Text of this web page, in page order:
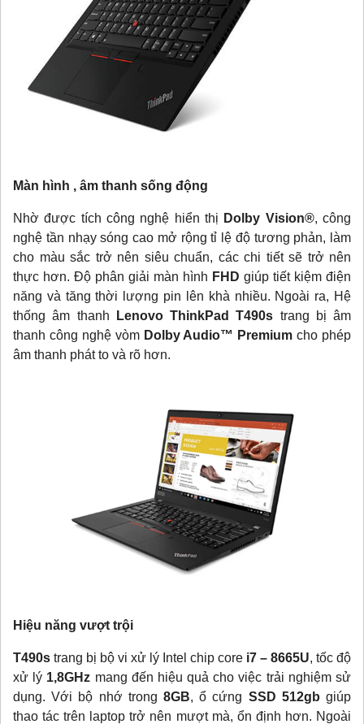
Màn hình , âm thanh sống động
Nhờ được tích công nghệ hiển thị Dolby Vision®, công
nghệ tần nhạy sóng cao mở rộng tỉ lệ độ tương phản, làm
cho màu sắc trở nên siêu chuẩn, các chi tiết sẽ trở nên
thực hơn. Độ phân giải màn hình FHD giúp tiết kiệm điện
năng và tăng thời lượng pin lên khà nhiều. Ngoài ra, Hệ
thống âm thanh
Lenovo ThinkPad T490s trang bị âm
thanh công nghệ vòm Dolby Audio™ Premium cho phép
âm thanh phát to và rõ hơn.
Hiệu năng vượt trội
T490s trang bị bộ vi xử lý Intel chip core i7 – 8665U, tốc độ
xử lý 1,8GHz mang đến hiệu quả cho việc trải nghiệm sử
dụng. Với bộ nhớ trong 8GB, ổ cứng SSD 512gb giúp
thao tác trên laptop trở nên mượt mà, ổn định hơn. Ngoài